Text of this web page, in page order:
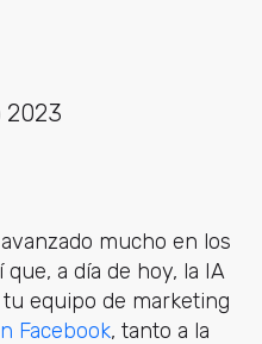
2023
mucho en los
a día de hoy, la IA
equipo de marketing
Facebook, tanto a la